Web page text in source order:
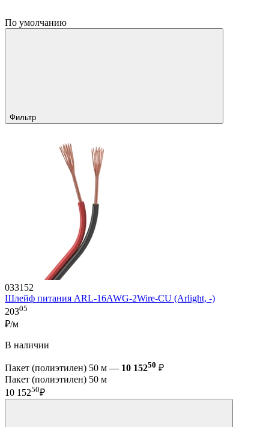
По умолчанию
Фильтр
033152
Шлейф питания ARL-16AWG-2Wire-CU (Arlight, -)
20305
₽/м
В наличии
Пакет (полиэтилен) 50 м — 10 15250 ₽
Пакет (полиэтилен) 50 м
10 15250₽